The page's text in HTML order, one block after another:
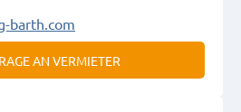
barth.com
AN VERMIETER